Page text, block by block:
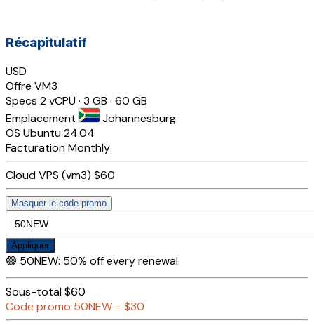
Récapitulatif
USD
Offre VM3
Specs 2 vCPU · 3 GB · 60 GB
Emplacement
Johannesburg
OS Ubuntu 24.04
FacturationMonthly
Cloud VPS (vm3) $60
Masquer le code promo
Appliquer
🟢 50NEW: 50% off every renewal.
Sous-total$60
Code promo 50NEW − $30